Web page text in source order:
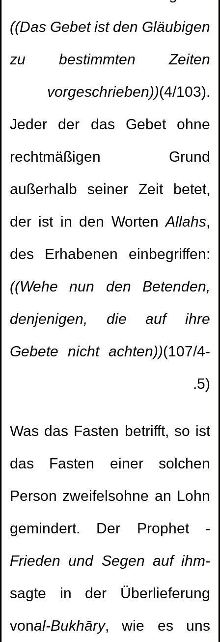
((Das Gebet ist den Gläubigen
zu bestimmten Zeiten
vorgeschrieben))(4/103).
Jeder der das Gebet ohne
rechtmäßigen Grund
außerhalb seiner Zeit betet,
der ist in den WortenAllahs,
des Erhabenen einbegriffen:
((Wehe nun den Betenden,
denjenigen, die auf ihre
Gebete nicht achten))(107/4-
5).
Was das Fasten betrifft, so ist
das Fasten einer solchen
Person zweifelsohne an Lohn
gemindert. Der Prophet -
Frieden und Segen auf ihm-
sagte in der Überlieferung
vonal-Bukhāry, wie es uns